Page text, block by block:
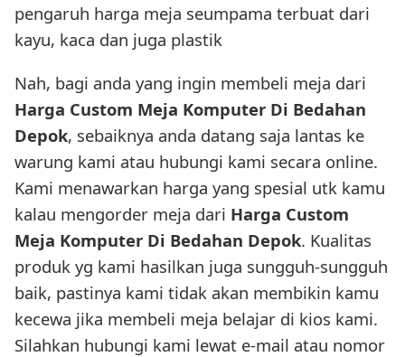
pengaruh harga meja seumpama terbuat dari
kayu, kaca dan juga plastik
Nah, bagi anda yang ingin membeli meja dari
Harga Custom Meja Komputer Di Bedahan
Depok, sebaiknya anda datang saja lantas ke
warung kami atau hubungi kami secara online.
Kami menawarkan harga yang spesial utk kamu
kalau mengorder meja dari Harga Custom
Meja Komputer Di Bedahan Depok. Kualitas
produk yg kami hasilkan juga sungguh-sungguh
baik, pastinya kami tidak akan membikin kamu
kecewa jika membeli meja belajar di kios kami.
Silahkan hubungi kami lewat e-mail atau nomor